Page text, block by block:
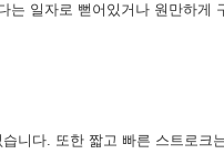
는 일자로 뻗어있거나 원만하게
니다. 또한 짧고 빠른 스트로크